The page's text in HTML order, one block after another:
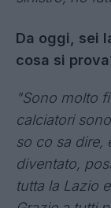
Da oggi, sei
cosa si
"Sono molto
calciatori
so co sa dire,
diventato,
tutta la Lazio